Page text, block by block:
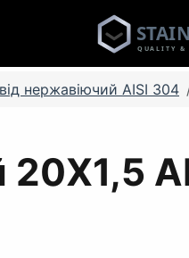
нержавіючий AISI 304
20Х1,5